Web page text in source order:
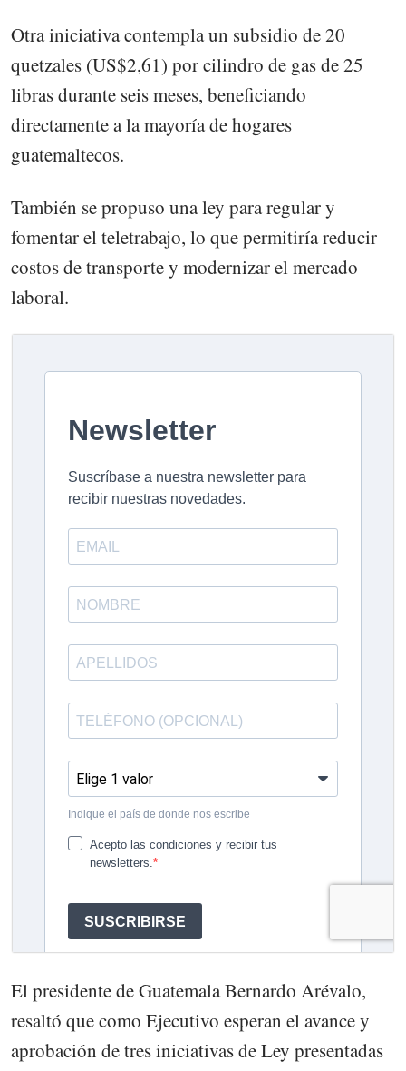
Otra iniciativa contempla un subsidio de 20
quetzales (US$2,61) por cilindro de gas de 25
libras durante seis meses, beneficiando
directamente a la mayoría de hogares
guatemaltecos.
También se propuso una ley para regular y
fomentar el teletrabajo, lo que permitiría reducir
costos de transporte y modernizar el mercado
laboral.
El presidente de Guatemala Bernardo Arévalo,
resaltó que como Ejecutivo esperan el avance y
aprobación de tres iniciativas de Ley presentadas